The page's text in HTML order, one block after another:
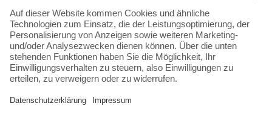
Tel.06257 868181
Mail:info@skateshop.de
Warenkorb
Mein Konto